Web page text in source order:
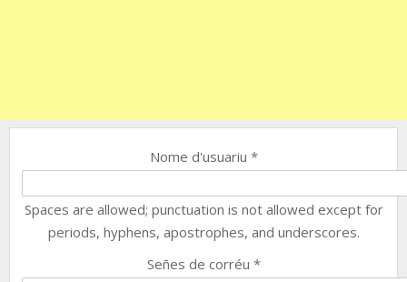
Nome d'usuariu *
Spaces are allowed; punctuation is not allowed except for
periods, hyphens, apostrophes, and underscores.
Señes de corréu *